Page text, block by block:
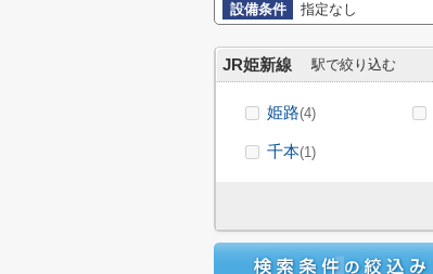
設備条件
指定なし
JR姫新線 駅で絞り込む
姫路(4)
千本(1)